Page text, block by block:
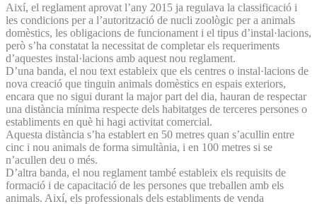
Així, el reglament aprovat l’any 2015 ja regulava la classificació i
les condicions per a l’autorització de nucli zoològic per a animals
domèstics, les obligacions de funcionament i el tipus d’instal·lacions,
però s’ha constatat la necessitat de completar els requeriments
d’aquestes instal·lacions amb aquest nou reglament.
D’una banda, el nou text estableix que els centres o instal·lacions de
nova creació que tinguin animals domèstics en espais exteriors,
encara que no sigui durant la major part del dia, hauran de respectar
una distància mínima respecte dels habitatges de terceres persones o
establiments en què hi hagi activitat comercial.
Aquesta distància s’ha establert en 50 metres quan s’acullin entre
cinc i nou animals de forma simultània, i en 100 metres si se
n’acullen deu o més.
D’altra banda, el nou reglament també estableix els requisits de
formació i de capacitació de les persones que treballen amb els
animals. Així, els professionals dels establiments de venda